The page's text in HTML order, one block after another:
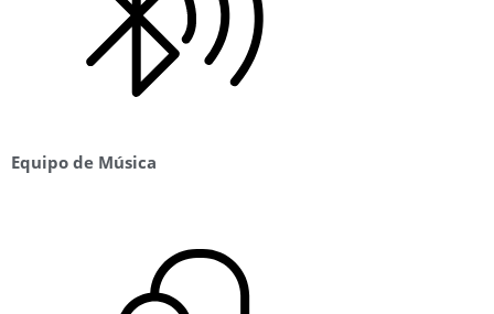
Equipo de Música